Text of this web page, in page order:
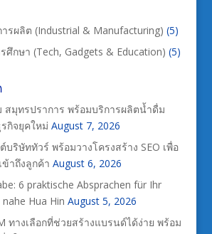
รผลิต (Industrial & Manufacturing) (5)
ศึกษา (Tech, Gadgets & Education) (5)
สมุทรปราการ พร้อมบริการผลิตน้ำดื่ม
กิจยุคใหม่ August 7, 2026
บริษัททัวร์ พร้อมวางโครงสร้าง SEO เพื่อ
ข้าถึงลูกค้า August 6, 2026
6 praktische Absprachen für Ihr
Hua Hin August 5, 2026
ทางเลือกที่ช่วยสร้างแบรนด์ได้ง่าย พร้อม